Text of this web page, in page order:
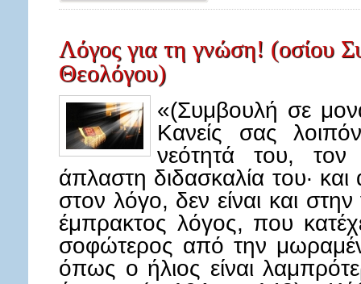
Λόγος για τη γνώση! (οσίου
Θεολόγου)
«(Συμβουλή σε
Κανείς σας
νεότητά του,
άπλαστη διδασκαλία του· και
στον λόγο, δεν είναι και
έμπρακτος λόγος, που
σοφώτερος από την
όπως ο ήλιος είναι